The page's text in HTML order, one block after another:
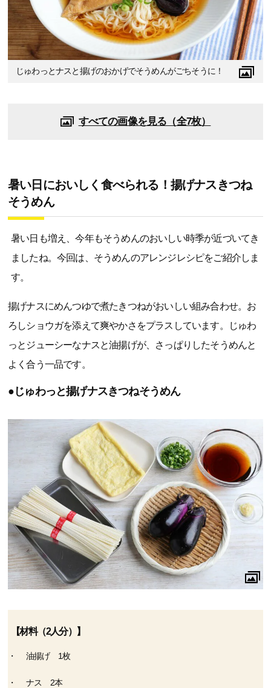
じゅわっとナスと揚げのおかげでそうめんがごちそうに！
すべての画像を見る（全7枚）
暑い日においしく食べられる！揚げナスきつね
そうめん
暑い日も増え、今年もそうめんのおいしい時季が近づいてき
ましたね。今回は、そうめんのアレンジレシピをご紹介しま
す。
揚げナスにめんつゆで煮たきつねがおいしい組み合わせ。お
ろしショウガを添えて爽やかさをプラスしています。じゅわ
っとジューシーなナスと油揚げが、さっぱりしたそうめんと
よく合う一品です。
●じゅわっと揚げナスきつねそうめん
【材料（2人分）】
油揚げ 1枚
ナス 2本